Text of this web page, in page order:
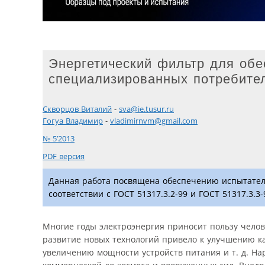
Энергетический фильтр для
специализированных
Скворцов Виталий - sva@ie.tusur.ru
Гогуа Владимир - vladimirnvm@gmail.com
№ 5’2013
PDF версия
Данная работа посвящена обеспечению
соответствии с ГОСТ 51317.3.2-99 и ГОСТ 51317.3.3-
Многие годы электроэнергия приносит пользу
развитие новых технологий привело к улучшению
увеличению мощности устройств питания и т. д.